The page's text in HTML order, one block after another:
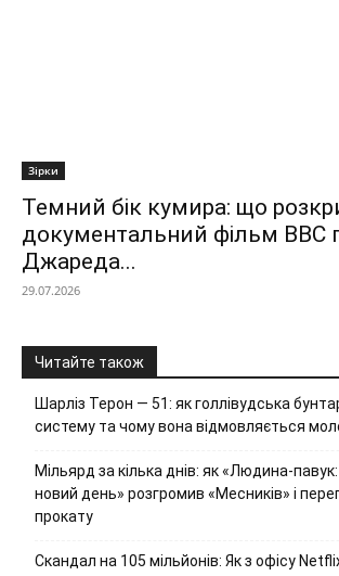
Зірки
Темний бік кумира: що
документальний фільм ВВС
Джареда...
29.07.2026
Читайте також
Шарліз Терон — 51: як голлівудська
систему та чому вона відмовляється
Мільярд за кілька днів: як «Людина-
новий день» розгромив «Месників» і
прокату
Скандал на 105 мільйонів: Як з офісу